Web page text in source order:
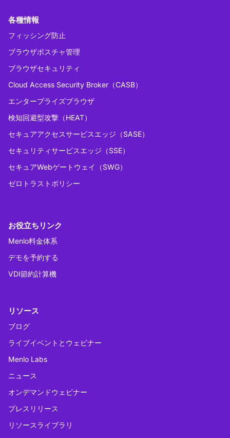
各種情報
フィッシング防止
ブラウザポスチャ管理
ブラウザセキュリティ
Cloud Access Security Broker（CASB）
エンタープライズブラウザ
検知回避型攻撃（HEAT）
セキュアアクセスサービスエッジ（SASE）
セキュリティサービスエッジ（SSE）
セキュアWebゲートウェイ（SWG）
ゼロトラストポリシー
お役立ちリンク
Menlo料金体系
デモを予約する
VDI節約計算機
リソース
ブログ
ライブイベントとウェビナー
Menlo Labs
ニュース
オンデマンドウェビナー
プレスリリース
リソースライブラリ